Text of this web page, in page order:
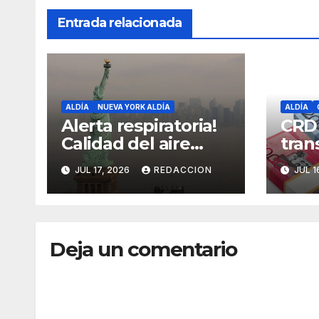
Entrada relacionada
ALDÍA NUEVA YORK ALDÍA
Alerta respiratoria!
Calidad del aire
alcanza niveles
peligrosos en NYC
JUL 17, 2026 REDACCION
ALDÍA
JUL
Deja un comentario